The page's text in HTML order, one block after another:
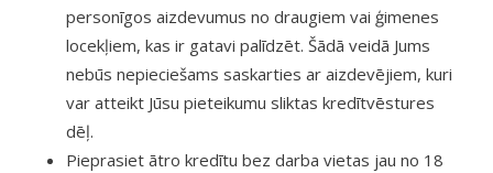
personīgos aizdevumus no draugiem vai ģimenes
locekļiem, kas ir gatavi palīdzēt. Šādā veidā Jums
nebūs nepieciešams saskarties ar aizdevējiem, kuri
var atteikt Jūsu pieteikumu sliktas kredītvēstures
dēļ.
Pieprasiet ātro kredītu bez darba vietas jau no 18